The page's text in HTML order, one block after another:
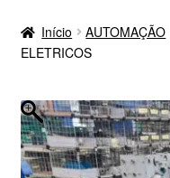
Início AUTOMAÇÃO
ELETRICOS